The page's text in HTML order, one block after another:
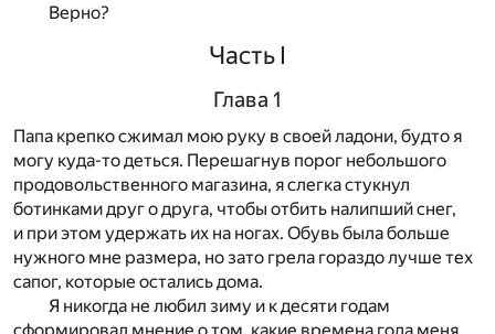
Верно?
Часть I
Глава 1
Папа крепко сжимал мою руку в своей ладони, будто я
могу куда-то деться. Перешагнув порог небольшого
продовольственного магазина, я слегка стукнул
ботинками друг о друга, чтобы отбить налипший снег,
и при этом удержать их на ногах. Обувь была больше
нужного мне размера, но зато грела гораздо лучше тех
сапог, которые остались дома.
Я никогда не любил зиму и к десяти годам